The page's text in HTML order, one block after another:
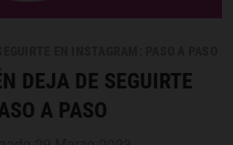
DEJA DE SEGUIRTE
A PASO